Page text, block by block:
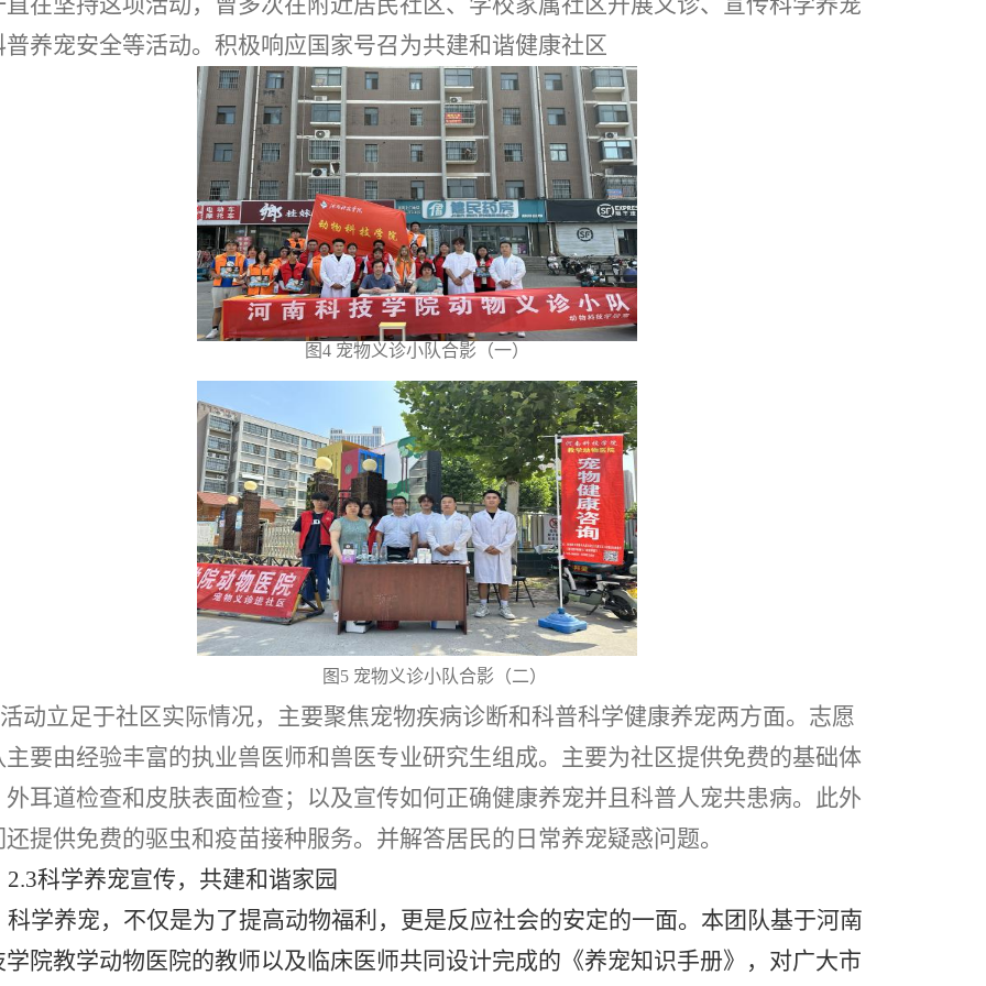
普养宠安全等活动。积极响应国家号召为共建和谐健康社区
图4 宠物义诊小队合影（一）
图5 宠物义诊小队合影（二）
动立足于社区实际情况，主要聚焦宠物疾病诊断和科普科学健康养宠两方面。志愿
主要由经验丰富的执业兽医师和兽医专业研究生组成。主要为社区提供免费的基础体
外耳道检查和皮肤表面检查；以及宣传如何正确健康养宠并且科普人宠共患病。此外
还提供免费的驱虫和疫苗接种服务。并解答居民的日常养宠疑惑问题。
2.3科学养宠宣传，共建和谐家园
科学养宠，不仅是为了提高动物福利，更是反应社会的安定的一面。本团队基于河南
学院教学动物医院的教师以及临床医师共同设计完成的《养宠知识手册》，对广大市